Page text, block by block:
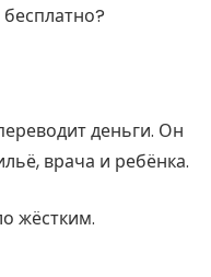
деньги. Он
врача и ребёнка.
жёстким.